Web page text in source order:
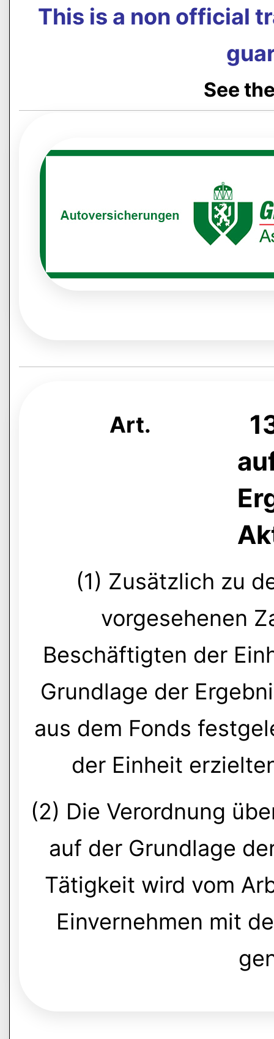
This is a non official
See
Art.
(1) Zusätzlich zu
vorgesehenen
Beschäftigten der
Grundlage der
aus dem Fonds
der Einheit
(2) Die Verordnung
auf der Grundlage
Tätigkeit wird vom
Einvernehmen mit